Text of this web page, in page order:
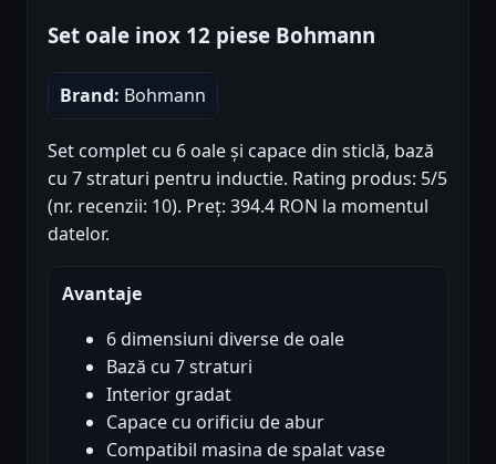
Set oale inox 12 piese Bohmann
Brand: Bohmann
Set complet cu 6 oale și capace din sticlă, bază
cu 7 straturi pentru inductie. Rating produs: 5/5
(nr. recenzii: 10). Preț: 394.4 RON la momentul
datelor.
Avantaje
6 dimensiuni diverse de oale
Bază cu 7 straturi
Interior gradat
Capace cu orificiu de abur
Compatibil masina de spalat vase